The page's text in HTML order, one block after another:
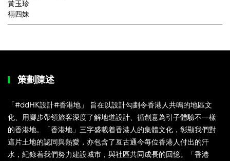
黃玉珍
禤四妹
策劃陳述
「#ddHK設計#香港地」 旨在以設計勾劃令香港人共鳴的地區文
化、用腳步帶領旅客深度了解地道設計、循創意為引子體驗不一樣
的香港地。「香港地」三字盛載着香港人的集體文化，彰顯我們對
這片土地的認同與熱愛，亦包含了亙古通今每位香港人付出的汗
水，紀錄着我們努力建設城市，與社區共同成長的回憶。「香港